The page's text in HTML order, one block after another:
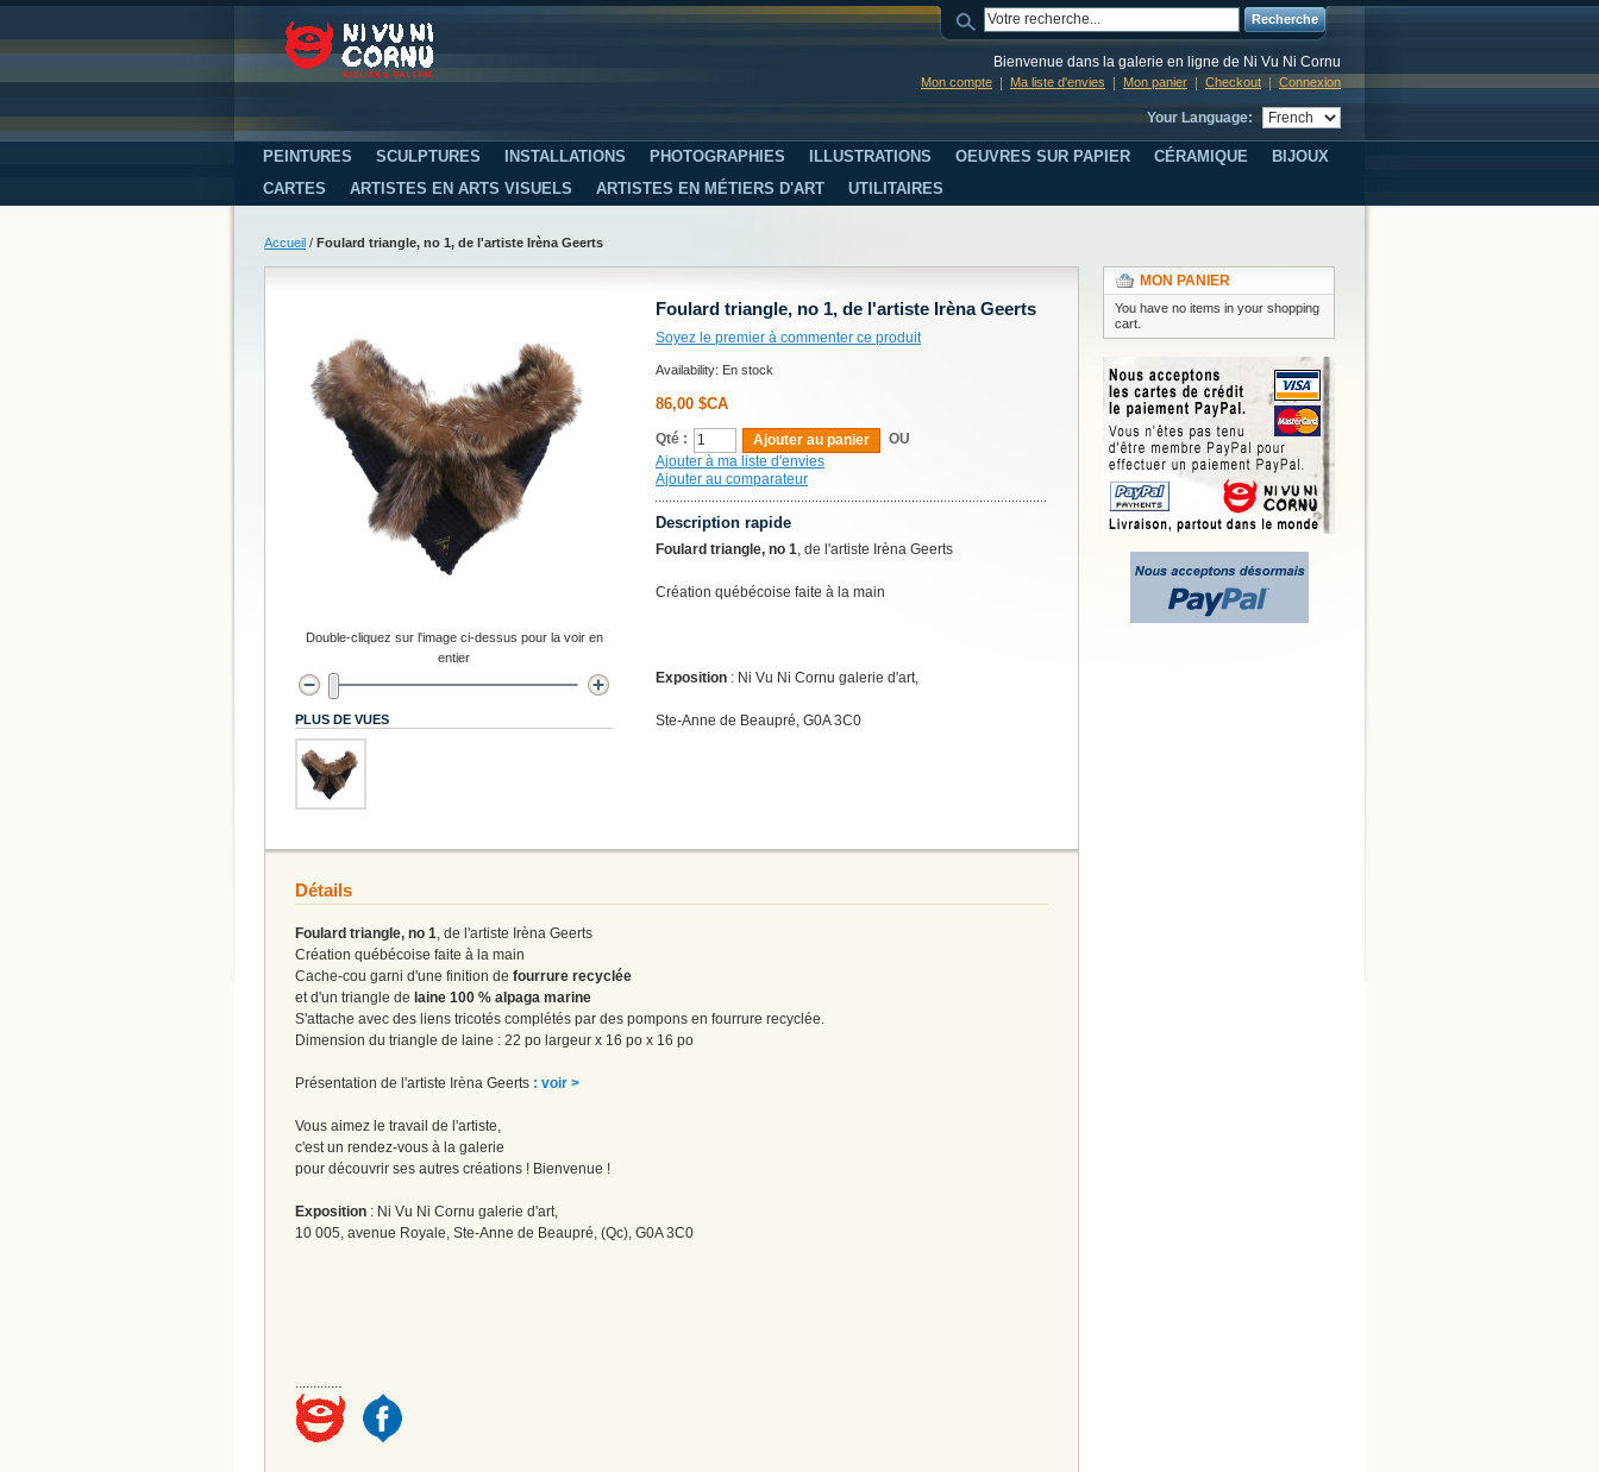
Recherche
Bienvenue dans la galerie en ligne de Ni Vu Ni Cornu
Mon compte Ma liste d'envies Mon panier Checkout Connexion
Your Language:
PEINTURES SCULPTURES INSTALLATIONS PHOTOGRAPHIES ILLUSTRATIONS OEUVRES SUR PAPIER CÉRAMIQUE
BIJOUX
CARTES
ARTISTES EN ARTS VISUELS ARTISTES EN MÉTIERS D'ART UTILITAIRES
Accueil / Foulard triangle, no 1, de l'artiste Irèna Geerts
Foulard triangle, no 1, de l'artiste Irèna Geerts
Soyez le premier à commenter ce produit
Availability: En stock
86,00 $CA
Qté : Ajouter au panier
OU
Ajouter à ma liste d'envies
Ajouter au comparateur
Description rapide
Foulard triangle, no 1, de l'artiste Irèna Geerts
Création québécoise faite à la main
Exposition : Ni Vu Ni Cornu galerie d'art,
Ste-Anne de Beaupré, G0A 3C0
Double-cliquez sur l'image ci-dessus pour la voir en
entier
PLUS DE VUES
Détails
Foulard triangle, no 1, de l'artiste Irèna Geerts
Création québécoise faite à la main
Cache-cou garni d'une finition de fourrure recyclée
et d'un triangle de laine 100 % alpaga marine
S'attache avec des liens tricotés complétés par des pompons en fourrure recyclée.
Dimension du triangle de laine : 22 po largeur x 16 po x 16 po
Présentation de l'artiste Irèna Geerts : voir >
Vous aimez le travail de l'artiste,
c'est un rendez-vous à la galerie
pour découvrir ses autres créations ! Bienvenue !
Exposition : Ni Vu Ni Cornu galerie d'art,
10 005, avenue Royale, Ste-Anne de Beaupré, (Qc), G0A 3C0
.............
MON PANIER
You have no items in your shopping
cart.